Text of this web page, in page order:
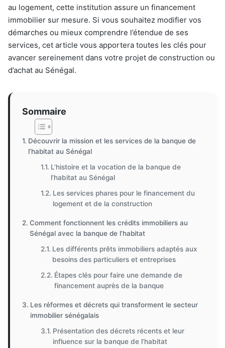
au logement, cette institution assure un financement
immobilier sur mesure. Si vous souhaitez modifier vos
démarches ou mieux comprendre l’étendue de ses
services, cet article vous apportera toutes les clés pour
avancer sereinement dans votre projet de construction ou
d’achat au Sénégal.
Sommaire
Découvrir la mission et les services de la banque de
l’habitat au Sénégal
L’histoire et la vocation de la banque de
l’habitat au Sénégal
Les services phares pour le financement du
logement et de la construction
Comment fonctionnent les crédits immobiliers au
Sénégal avec la banque de l’habitat
Les différents prêts immobiliers adaptés aux
besoins des particuliers et entreprises
Étapes clés pour faire une demande de
financement auprès de la banque
Les réformes et décrets qui transforment le secteur
immobilier sénégalais
Présentation des décrets récents et leur
influence sur la banque de l’habitat